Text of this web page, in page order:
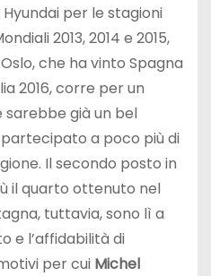
per le stagioni
2013, 2014 e 2015,
che ha vinto Spagna
2016, corre per un
già un bel
a poco più di
Il secondo posto in
il quarto ottenuto nel
tuttavia, sono lì a
e l’affidabilità di
per cui Michel